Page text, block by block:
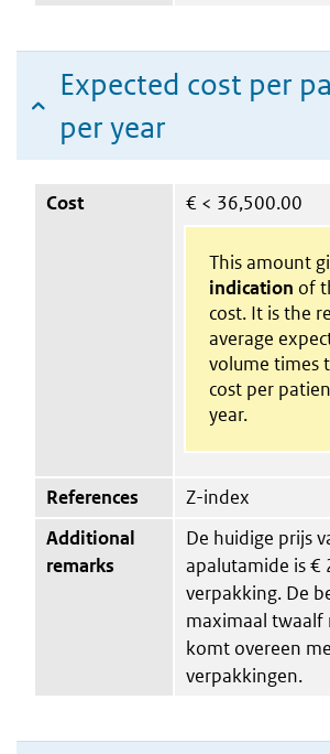
Expected cost per
per year
Cost € < 36,500.00
This amount
indication of
cost. It is the
average
volume times
cost per
year.
References
Z-index
Additional
remarks
De huidige prijs
apalutamide is €
verpakking. De
maximaal twaalf
komt overeen
verpakkingen.